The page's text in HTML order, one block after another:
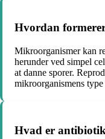
Hvordan
Mikroorganismer kan
herunder ved simpel
at danne sporer.
mikroorganismens
Hvad er